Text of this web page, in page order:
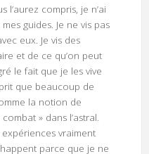
l’aurez compris, je n’ai
guides. Je ne vis pas
eux. Je vis des
et de ce qu’on peut
le fait que je les vive
que beaucoup de
la notion de
» dans l’astral.
expériences vraiment
parce que je ne